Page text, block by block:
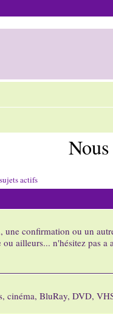
actifs
une confirmation ou un
ou ailleurs... n'hésitez pas a
cinéma, BluRay, DVD,